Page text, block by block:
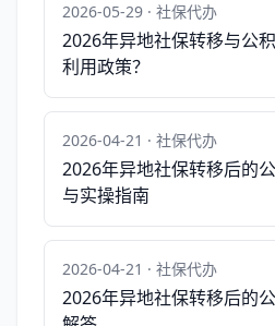
2026-05-29 · 社保代办
2026年异地社保转移与公
利用政策？
2026-04-21 · 社保代办
2026年异地社保转移后的
与实操指南
2026-04-21 · 社保代办
2026年异地社保转移后的